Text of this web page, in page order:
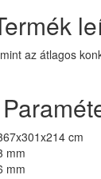
az átlagos
cm
mm
mm